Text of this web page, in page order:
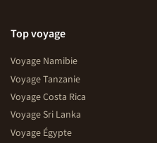
Top voyage
Voyage Namibie
Voyage Tanzanie
Voyage Costa Rica
Voyage Sri Lanka
Voyage Égypte